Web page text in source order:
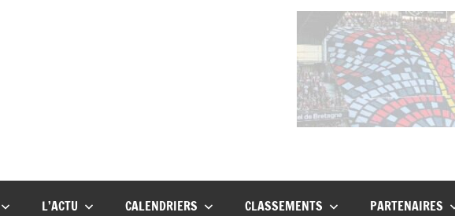
L’ACTU CALENDRIERS CLASSEMENTS PARTENAIRES